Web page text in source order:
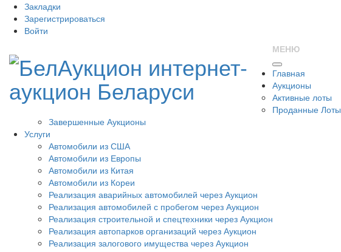
Закладки
Зарегистрироваться
Войти
МЕНЮ
Главная
Аукционы
Активные лоты
Проданные Лоты
Завершенные Аукционы
Услуги
Автомобили из США
Автомобили из Европы
Автомобили из Китая
Автомобили из Кореи
Реализация аварийных автомобилей через Аукцион
Реализация автомобилей с пробегом через Аукцион
Реализация строительной и спецтехники через Аукцион
Реализация автопарков организаций через Аукцион
Реализация залогового имущества через Аукцион